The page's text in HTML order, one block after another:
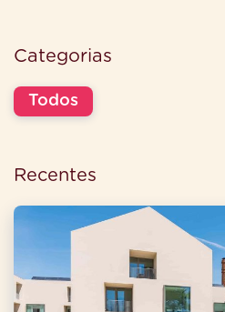
Categorias
Todos
Recentes